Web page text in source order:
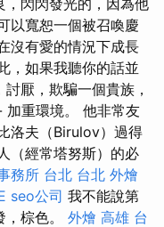
，閃閃發光的，因為他
以寬恕一個被召喚慶
沒有愛的情況下成長
，如果我聽你的話並
厭，欺騙一個貴族，
加重環境。 他非常友
洛夫（Birulov）過得
（經常塔努斯）的必
務所 台北 台北 外燴
seo公司 我不能說第
棕色。 外燴 高雄 台